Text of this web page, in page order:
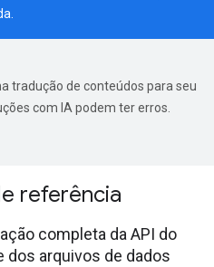
tradução de conteúdos para seu
com IA podem ter erros.
referência
completa da API do
dos arquivos de dados